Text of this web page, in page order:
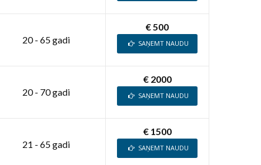
20 - 65 gadi
€ 500
SAŅEMT NAUDU
20 - 70 gadi
€ 2000
SAŅEMT NAUDU
21 - 65 gadi
€ 1500
SAŅEMT NAUDU